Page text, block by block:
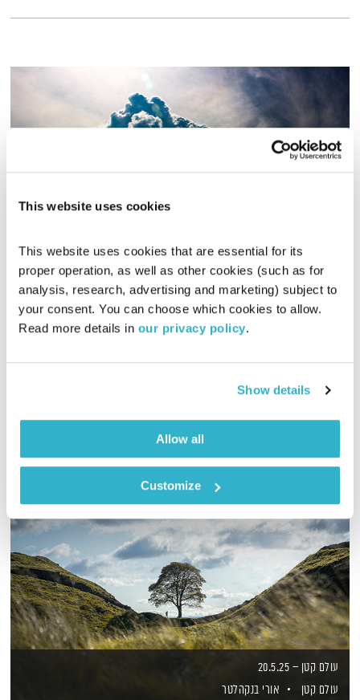
This website uses cookies
This website uses cookies that are essential for its
proper operation, as well as other cookies (such as for
analysis, research, advertising and marketing) subject to
your consent. You can choose which cookies to allow.
Read more details in our privacy policy.
Show details
Allow all
Customize
עפות על זוגיות
עפות
מיכל ליבידנסקיוסמדר מילר
18.05.17
00:57:54
והם חיו באושר ועושר עד עצם היום הזה… האמנם? מיכל ליבדינסקי
אודיו
עולם קטן – 20.5.25
עולם קטן
אורי בנקהלטר